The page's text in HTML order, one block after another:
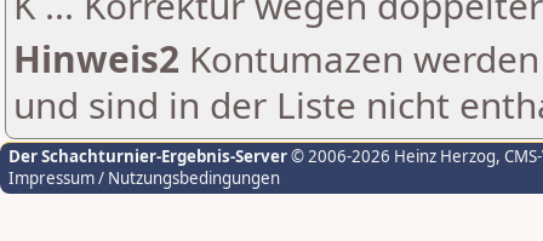
Hinweis2 Kontumazen
und sind in der Liste nicht
Der Schachturnier-Ergebnis-Server© 2006-2026 Heinz Herzog,
Impressum / Nutzungsbedingungen